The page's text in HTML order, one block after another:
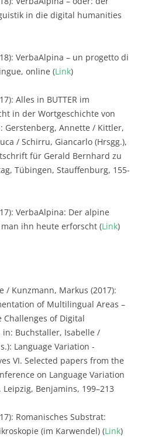
in die digital humanities
VerbaAlpina – un progetto di
online (Link)
Alles in BUTTER im
in der Wortgeschichte von
Gerstenberg, Annette / Kittler,
/ Schirru, Giancarlo (Hrsgg.),
für Gerald Bernhard zu
Tübingen, Stauffenburg, 155-
VerbaAlpina: Der alpine
ihn heute erforscht (Link)
/ Kunzmann, Markus (2017):
of Multilingual Areas –
of Digital
in: Buchstaller, Isabelle /
Language Variation -
VI. Selected papers from the
on Language Variation
Leipzig, Benjamins, 199–213
Romanisches Substrat:
(im Karwendel) (Link)